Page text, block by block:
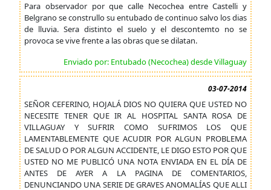
Para observador por que calle Necochea entre Castelli y
Belgrano se construllo su entubado de continuo salvo los dias
de lluvia. Sera distinto el suelo y el descontemto no se
provoca se vive frente a las obras que se dilatan.
Enviado por: Entubado (Necochea) desde Villaguay
03-07-2014
SEÑOR CEFERINO, HOJALÁ DIOS NO QUIERA QUE USTED NO
NECESITE TENER QUE IR AL HOSPITAL SANTA ROSA DE
VILLAGUAY Y SUFRIR COMO SUFRIMOS LOS QUE
LAMENTABLEMENTE QUE ACUDIR POR ALGUN PROBLEMA
DE SALUD O POR ALGUN ACCIDENTE, LE DIGO ESTO POR QUE
USTED NO ME PUBLICÓ UNA NOTA ENVIADA EN EL DÍA DE
ANTES DE AYER A LA PAGINA DE COMENTARIOS,
DENUNCIANDO UNA SERIE DE GRAVES ANOMALÍAS QUE ALLI